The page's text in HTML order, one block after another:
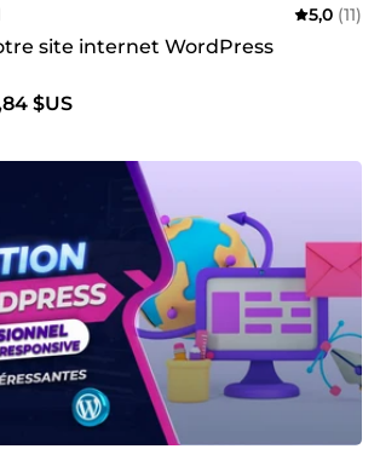
5,0 (11)
site internet WordPress
$US